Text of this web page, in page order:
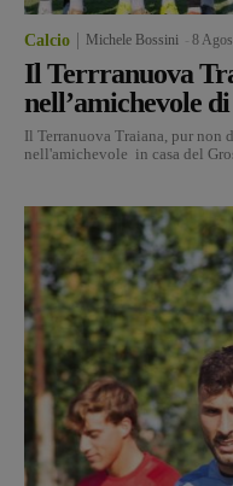
Calcio Michele Bossini 8
Il Terrranuova
nell’amichevole
Il Terranuova Traiana, pur non
nell'amichevole in casa del